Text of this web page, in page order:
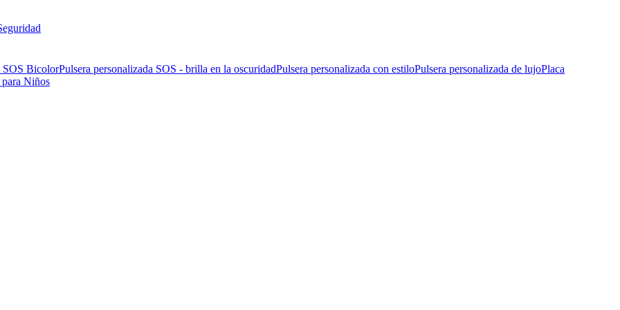
SOS BicolorPulsera personalizada SOS - brilla en la oscuridadPulsera personalizada con estiloPulsera personalizada de lujoPlaca
Niños